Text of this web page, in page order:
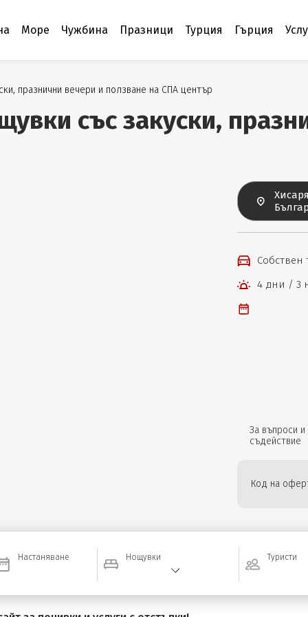
Море Чужбина Празници Турция Гърция
празнични вечери и ползване на СПА център
със закуски,
Собствен
4 дни / 3
За въпроси и
съдействие
Код на
Настаняване Нощувки Туристи